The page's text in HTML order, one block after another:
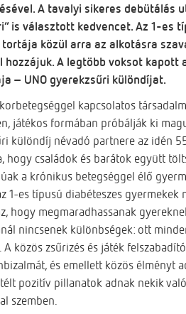
A tavalyi sikeres debütálás
is választott kedvencet. Az 1-es
közül arra az alkotásra
A legtöbb voksot kapott
– UNO gyerekzsűri különdíjat.
kapcsolatos
játékos formában próbálják ki
különdíj névadó partnere az idén
hogy családok és barátok együtt
a krónikus betegséggel élő
1-es típusú diabéteszes
hogy megmaradhassanak
nincsenek különbségek: ott
közös zsűrizés és játék
és emellett közös élményt
pozitív pillanatok adnak nekik
szemben.